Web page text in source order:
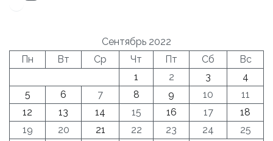
Сентябрь 2022
Пн
Вт Ср Чт Пт Сб
Вс
1
2 3
4
5
6 7 8 9 10
11
12
13 14 15 16 17
18
19
20 21 22 23 24
25